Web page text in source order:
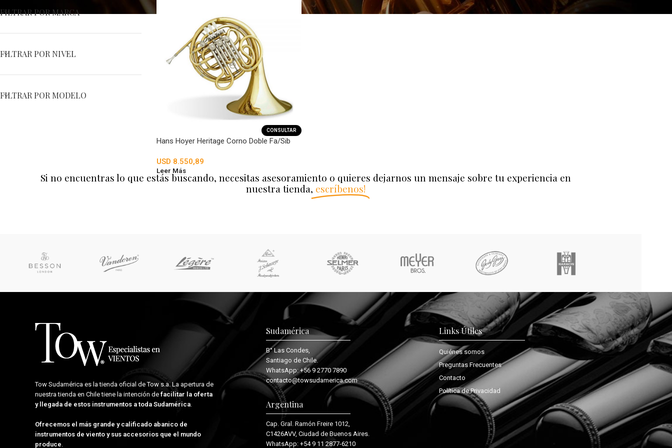
FILTRAR POR MARCA
FILTRAR POR NIVEL
FILTRAR POR MODELO
CONSULTAR
Hans Hoyer Heritage Corno Doble Fa/Sib
USD 8.550,89
Leer Más
Si no encuentras lo que estás buscando, necesitas asesoramiento o quieres dejarnos un mensaje sobre tu experiencia en
nuestra tienda, escríbenos!
Tow Sudamérica es la tienda oficial deTow s.a. La apertura de
nuestra tienda en Chile tiene la intención de facilitar la oferta
y llegada de estos instrumentos a toda Sudamérica
Ofrecemos el más grande y calificado abanico de
instrumentos de viento y sus accesorios que el mundo
produce
Sudamérica
B° Las Condes,
Santiago de Chile.
WhatsApp:+56 9 2770 7890
contacto@towsudamerica.com
Argentina
Cap. Gral. Ramón Freire 1012,
C1426AVV, Ciudad de Buenos Aires.
WhatsApp: +54 9 11 2877-6210
Links Útiles
Quiénes somos
Preguntas Frecuentes
Contacto
Política de Privacidad